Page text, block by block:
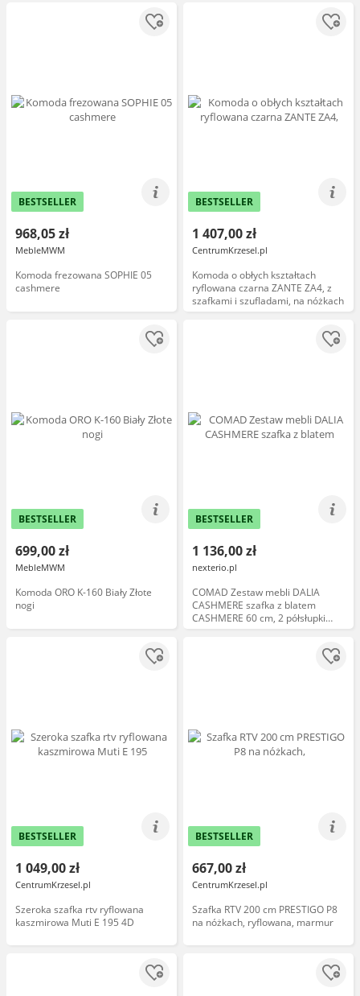
BESTSELLER
968,05 zł
MebleMWM
Komoda frezowana SOPHIE 05
cashmere
BESTSELLER
1 407,00 zł
CentrumKrzesel.pl
Komoda o obłych kształtach
ryflowana czarna ZANTE ZA4, z
szafkami i szufladami, na nóżkach
BESTSELLER
699,00 zł
MebleMWM
Komoda ORO K-160 Biały Złote
nogi
BESTSELLER
1 136,00 zł
nexterio.pl
COMAD Zestaw mebli DALIA
CASHMERE szafka z blatem
CASHMERE 60 cm, 2 półsłupki
80x30 cm
BESTSELLER
1 049,00 zł
CentrumKrzesel.pl
Szeroka szafka rtv ryflowana
kaszmirowa Muti E 195 4D
BESTSELLER
667,00 zł
CentrumKrzesel.pl
Szafka RTV 200 cm PRESTIGO P8
na nóżkach, ryflowana, marmur